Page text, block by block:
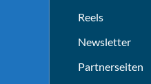
Reels
Newsletter
Partnerseiten